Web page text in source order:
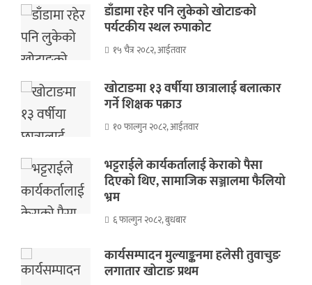
डाँडामा रहेर पनि लुकेको खोटाङको
पर्यटकीय स्थल रुपाकोट
१५ चैत्र २०८२, आईतवार
खोटाङमा १३ वर्षीया छात्रालाई बलात्कार
गर्ने शिक्षक पक्राउ
१० फाल्गुन २०८२, आईतवार
भट्टराईले कार्यकर्तालाई केराको पैसा
दिएको थिए, सामाजिक सञ्जालमा फैलियो
भ्रम
६ फाल्गुन २०८२, बुधबार
कार्यसम्पादन मुल्याङ्कनमा हलेसी तुवाचुङ
लगातार खोटाङ प्रथम